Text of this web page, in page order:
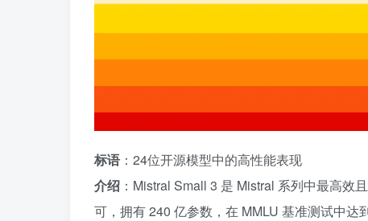
标语 ：24位开源模型中的高性能表现
介绍 ：Mistral Small 3 是 Mistral 系列中最高效
可，拥有 240 亿参数，在 MMLU 基准测试中